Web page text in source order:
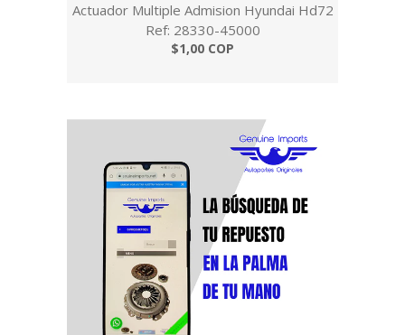
Actuador Multiple Admision Hyundai Hd72
Ref: 28330-45000
$1,00 COP